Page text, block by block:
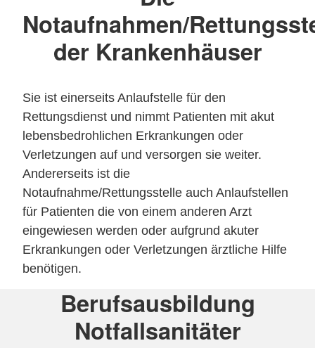
Notaufnahmen/
der Krankenhäuser
Sie ist einerseits Anlaufstelle für den
Rettungsdienst und nimmt Patienten mit akut
lebensbedrohlichen Erkrankungen oder
Verletzungen auf und versorgen sie weiter.
Andererseits ist die
Notaufnahme/Rettungsstelle auch Anlaufstellen
für Patienten die von einem anderen Arzt
eingewiesen werden oder aufgrund akuter
Erkrankungen oder Verletzungen ärztliche Hilfe
benötigen.
Berufsausbildung
Notfallsanitäter